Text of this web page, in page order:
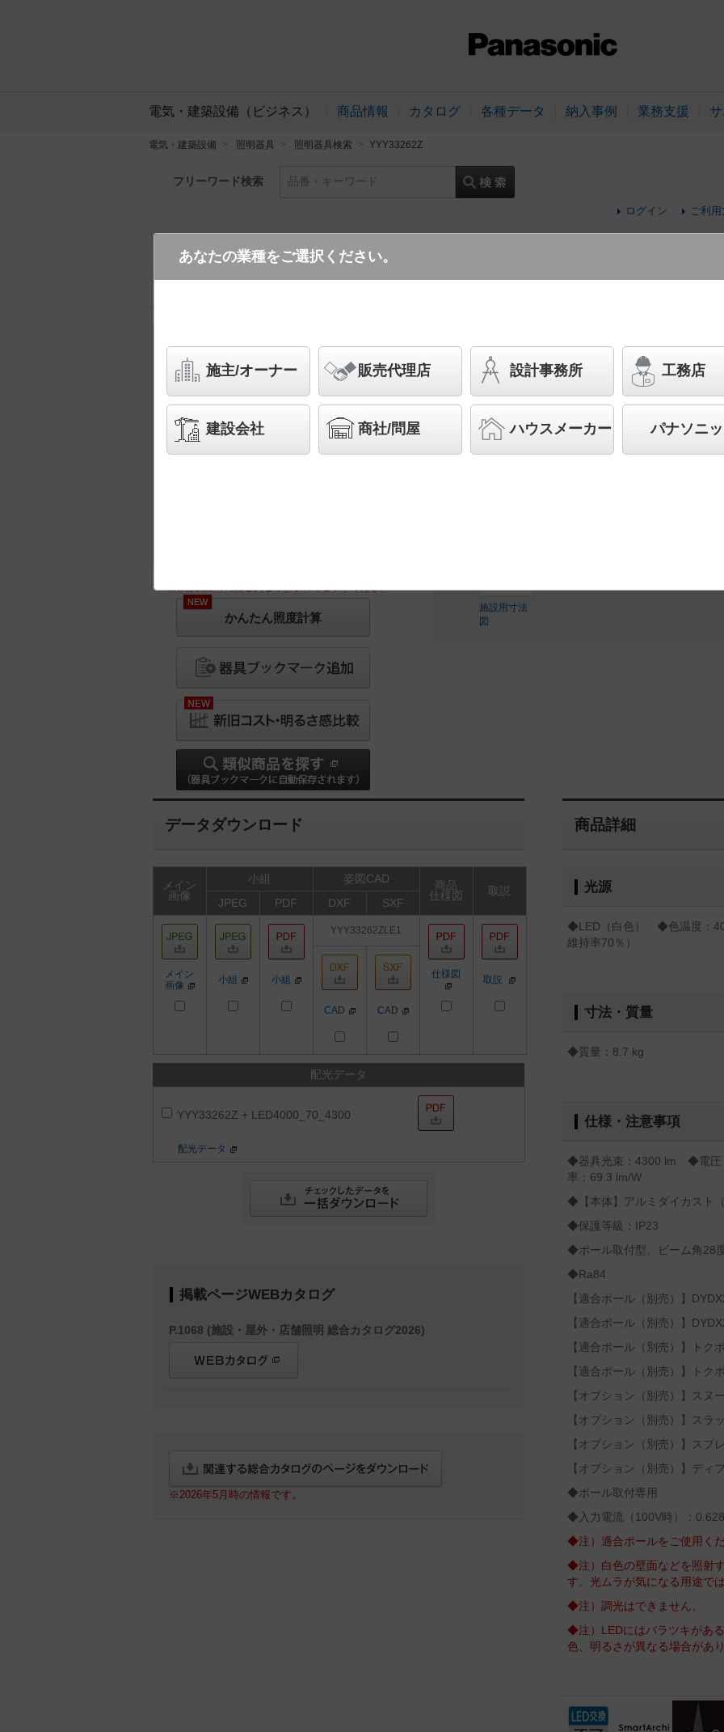
電気・建築設備（ビジネス） 商品情報 カタログ 各種データ 納入事例 業務支援
電気・建築設備 照明器具 照明器具検索 YYY33262Z
フリーワード検索 品番・キーワード
ログイン ご利
YYY33262Z LE1
※画像は実際の商品と異なりますのでご了承ください
NEW
かんたん照度計算
ポール取付型 LED（白色） ポールスポッ
イプ 防雨型 SmartArchi（スマートアーキ
スペシャル商品（先端技術や優れたデザイン性を持
案する商品群です）
◆希望小売価格 359,000 円（税抜）
施設用寸法
図
データダウンロード
メイン
画像
小組 姿図CAD
商品
仕様図
取説
JPEG
PDF DXF SXF
メイン
画像
小組 小組
YYY33262ZLE1
仕様図 取説
CAD CAD
配光データ
YYY33262Z + LED4000_70_4300
配光データ
掲載ページWEBカタログ
P.1068 (施設・屋外・店舗照明 総合カタログ2026)
※2026年5月時の情報です。
商品詳細
光源
◆LED（白色） ◆色温度：
維持率70％）
寸法・質量
◆質量：8.7 kg
仕様・注意事項
◆器具光束：4300 lm ◆電
率：69.3 lm/W
◆【本体】アルミダイカスト
◆保護等級：IP23
◆ポール取付型、ビーム角28
◆Ra84
【適合ポール（別売）】
【適合ポール（別売）】
【適合ポール（別売）】トク
【適合ポール（別売）】トク
【オプション（別売）】スヌ
【オプション（別売）】スラ
【オプション（別売）】スプ
【オプション（別売）】ディ
◆ポール取付専用
◆入力電流（100V時）：
◆注）適合ポールをご使用くだ
◆注）白色の壁面などを照射
す。光ムラが気になる用途で
◆注）調光はできません。
◆注）LEDにはバラツキがあ
色、明るさが異なる場合があり
あなたの業種をご選択ください。
施主/オーナー 販売代理店 設計事務所 工務店
建設会社 商社/問屋 ハウスメーカー パナソニ